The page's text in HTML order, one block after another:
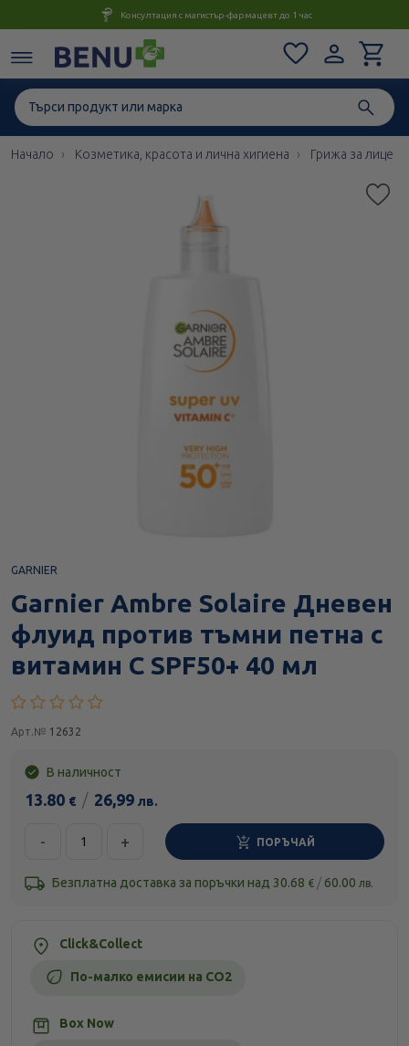
Консултация с магистър-фармацевт до 1 час
Начало Козметика, красота и лична хигиена Грижа за лице
GARNIER
Garnier Ambre Solaire Дневен
флуид против тъмни петна с
витамин С SPF50+ 40 мл
Арт.№ 12632
В наличност
13.80 € / 26,99 лв.
- + ПОРЪЧАЙ
Безплатна доставка за поръчки над 30.68 € / 60.00 лв.
Click&Collect
По-малко емисии на CO2
Box Now